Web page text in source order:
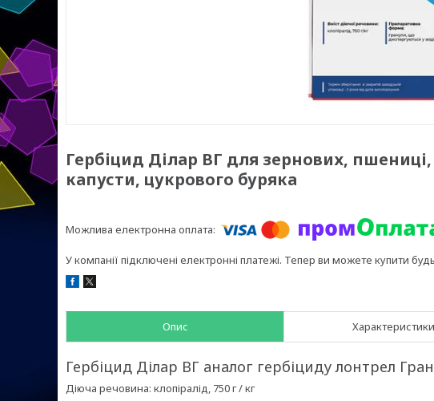
Гербіцид Ділар ВГ для зернових,
капусти, цукрового буряка
У компанії підключені електронні платежі. Тепер ви можете купити
Опис Характеристики
Гербіцид Ділар ВГ аналог гербіциду лонтрел
Діюча речовина: клопіралід, 750 г / кг